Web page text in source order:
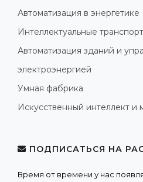
Автоматизация в энергетике
Интеллектуальные
Автоматизация зданий и
электроэнергией
Умная фабрика
Искусственный интеллект
ПОДПИСАТЬСЯ НА
Время от времени у нас